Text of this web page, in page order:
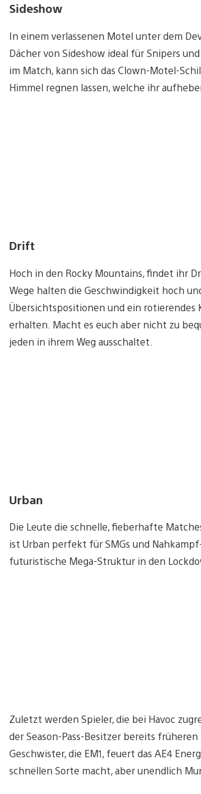
Sideshow
In einem verlassenen Motel unter dem
Dächer von Sideshow ideal für Snipers
im Match, kann sich das Clown-Motel-
Himmel regnen lassen, welche ihr
Drift
Hoch in den Rocky Mountains, findet ihr
Wege halten die Geschwindigkeit hoch
Übersichtspositionen und ein rotierendes
erhalten. Macht es euch aber nicht zu
jeden in ihrem Weg ausschaltet.
Urban
Die Leute die schnelle, fieberhafte
ist Urban perfekt für SMGs und
futuristische Mega-Struktur in den
Zuletzt werden Spieler, die bei Havoc
der Season-Pass-Besitzer bereits
Geschwister, die EM1, feuert das AE4
schnellen Sorte macht, aber unendlich